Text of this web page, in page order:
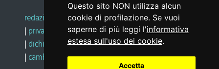
Questo sito NON utilizza alcun
cookie di profilazione. Se vuoi
saperne di più leggi l'informativa
estesa sull'uso dei cookie.
Accetta
redazione web |note legali |glossario
| privacy
social media policy
| dichiarazione di accessibilità |feedback
| cambio preferenze cookie